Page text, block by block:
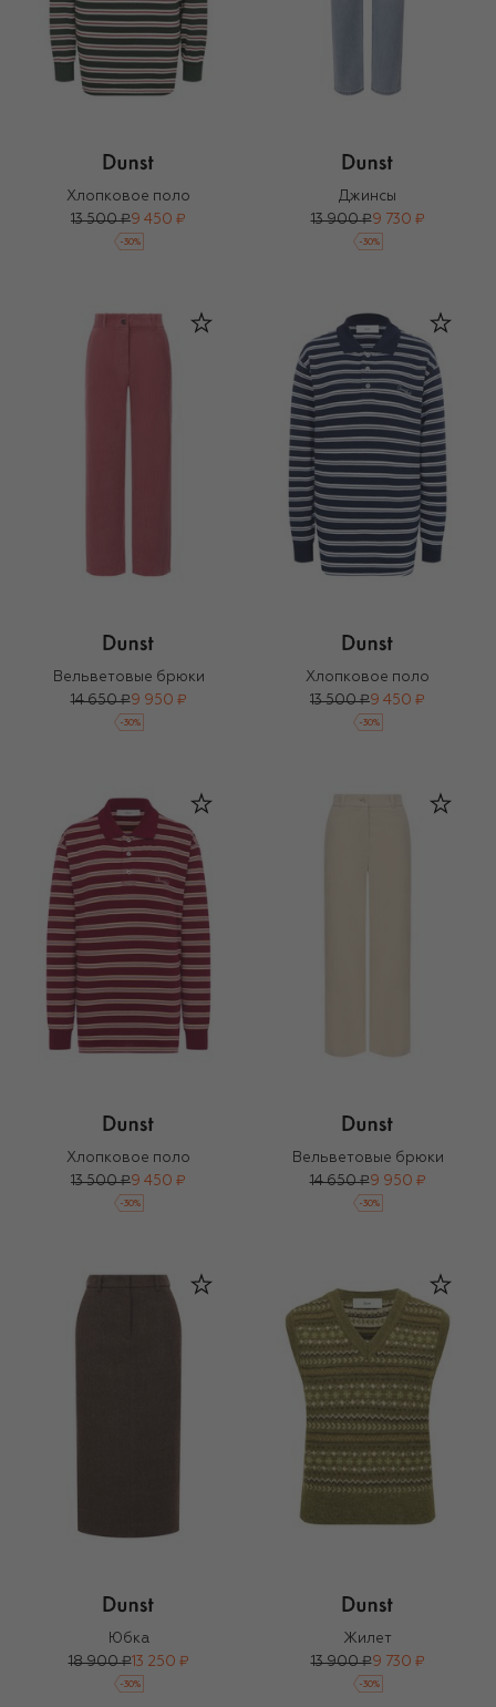
Хлопковое поло
13 500 ₽9 450 ₽
-30%
Джинсы
13 900 ₽9 730 ₽
-30%
Вельветовые брюки
14 650 ₽9 950 ₽
-30%
Хлопковое поло
13 500 ₽9 450 ₽
-30%
Хлопковое поло
13 500 ₽9 450 ₽
-30%
Вельветовые брюки
14 650 ₽9 950 ₽
-30%
Юбка
18 900 ₽13 250 ₽
-30%
Жилет
13 900 ₽9 730 ₽
-30%